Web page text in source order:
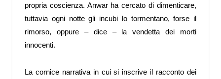
propria coscienza. Anwar ha cercato di dimenticare,
tuttavia ogni notte gli incubi lo tormentano, forse il
rimorso, oppure – dice – la vendetta dei morti
innocenti.
La cornice narrativa in cui si inscrive il racconto dei